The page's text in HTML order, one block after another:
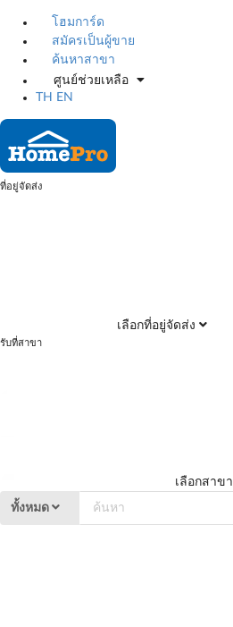
โฮมการ์ด
สมัครเป็นผู้ขาย
ค้นหาสาขา
ศูนย์ช่วยเหลือ
TH
EN
ที่อยู่จัดส่ง
เลือกที่อยู่จัดส่ง
รับที่สาขา
เลือกสาขา
ทั้งหมด